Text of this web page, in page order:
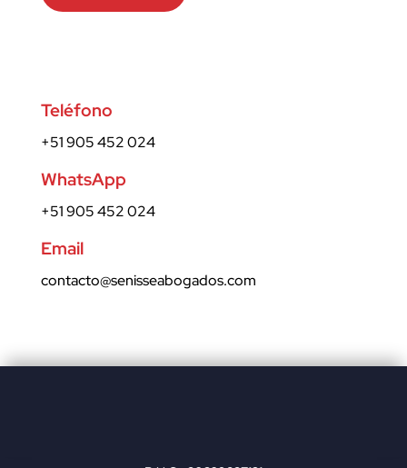
Teléfono
+51 905 452 024
WhatsApp
+51 905 452 024
Email
contacto@senisseabogados.com